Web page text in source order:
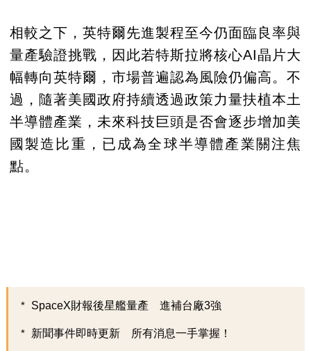
相較之下，英特爾先進製程至今仍面臨良率與
量產驗證挑戰，因此若特斯拉將核心AI晶片大
幅轉向英特爾，市場普遍認為風險仍偏高。不
過，隨著美國政府持續透過政策力量扶植本土
半導體產業，未來科技巨頭是否會逐步增加美
國製造比重，已成為全球半導體產業關注焦
點。
SpaceX財報後星艦量產 進補台廠3強
新聞事件即時更新 所有消息一手掌握！